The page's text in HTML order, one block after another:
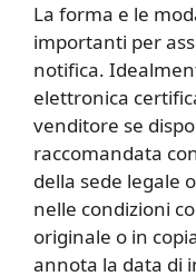
La forma e le
importanti per
notifica.
elettronica
venditore se
raccomandata
della sede legale
nelle condizioni
originale o in
annota la data di